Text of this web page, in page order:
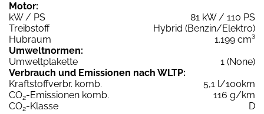
Motor:
kW / PS
81 kW / 110 PS
Treibstoff
Hybrid (Benzin/Elektro)
Hubraum
1.199 cm³
Umweltnormen:
Umweltplakette
1 (None)
Verbrauch und Emissionen nach WLTP:
Kraftstoffverbr. komb.
5,1 l/100km
CO2-Emissionen komb.
116 g/km
CO2-Klasse
D